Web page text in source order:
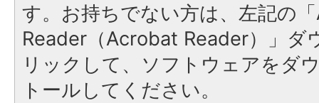
す。お持ちでない方は、左記の
Reader（Acrobat Reader）」ダ
リックして、ソフトウェアをダ
トールしてください。